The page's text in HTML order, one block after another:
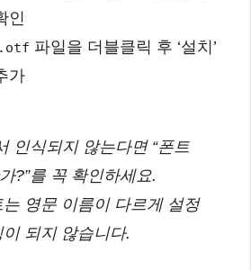
인
.otf 파일을 더블클릭 후 ‘설치’
가
인식되지 않는다면 “폰트
?”를 꼭 확인하세요.
는 영문 이름이 다르게 설정
되지 않습니다.